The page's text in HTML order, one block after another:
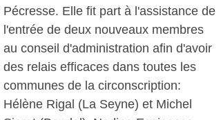
Pécresse. Elle fit part à l'assistance de
l'entrée de deux nouveaux membres
au conseil d'administration afin d'avoir
des relais efficaces dans toutes les
communes de la circonscription:
Hélène Rigal (La Seyne) et Michel